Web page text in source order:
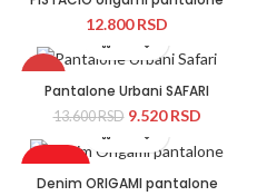
12.800RSD
-30%
Novo
Pantalone Urbani SAFARI
13.600RSD 9.520RSD
Rasprodato
Denim ORIGAMI pantalone